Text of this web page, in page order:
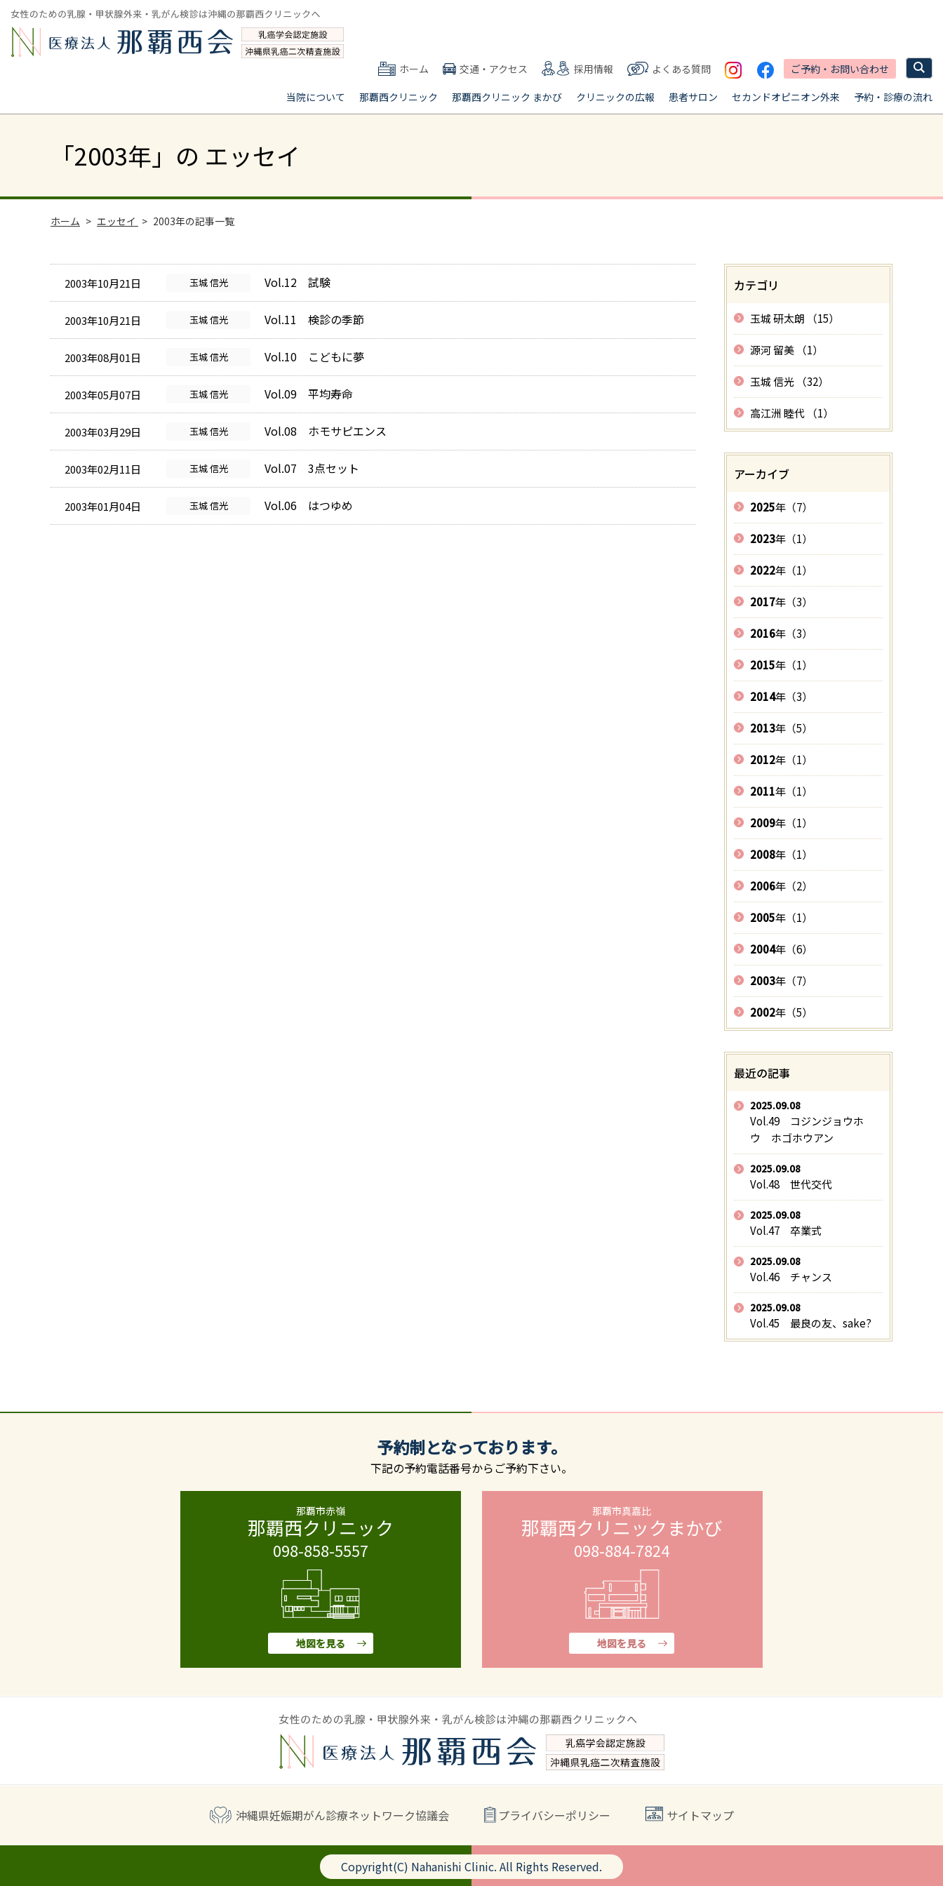
ホーム 交通・アクセス 採用情報 よくある質問 ご予約・お問い合わせ
当院について 那覇西クリニック 那覇西クリニック まかび クリニックの広報 患者サロン セカンドオピニオン外来 予約・診療の流れ
「2003年」の エッセイ
ホーム エッセイ 2003年の記事一覧
2003年10月21日 玉城 信光 Vol.12 試験
2003年10月21日 玉城 信光 Vol.11 検診の季節
2003年08月01日 玉城 信光 Vol.10 こどもに夢
2003年05月07日 玉城 信光 Vol.09 平均寿命
2003年03月29日 玉城 信光 Vol.08 ホモサピエンス
2003年02月11日 玉城 信光 Vol.07 3点セット
2003年01月04日 玉城 信光 Vol.06 はつゆめ
カテゴリ
玉城 研太朗 （15）
源河 留美 （1）
玉城 信光 （32）
高江洲 睦代 （1）
アーカイブ
2025年（7）
2023年（1）
2022年（1）
2017年（3）
2016年（3）
2015年（1）
2014年（3）
2013年（5）
2012年（1）
2011年（1）
2009年（1）
2008年（1）
2006年（2）
2005年（1）
2004年（6）
2003年（7）
2002年（5）
最近の記事
2025.09.08
Vol.49 コジンジョウホ
ウ ホゴホウアン
2025.09.08
Vol.48 世代交代
2025.09.08
Vol.47 卒業式
2025.09.08
Vol.46 チャンス
2025.09.08
Vol.45 最良の友、sake?
予約制となっております。
下記の予約電話番号からご予約下さい。
那覇市赤嶺
那覇西クリニック
098-858-5557
地図を見る
那覇市真嘉比
那覇西クリニックまかび
098-884-7824
地図を見る
沖縄県妊娠期がん診療ネットワーク協議会 プライバシーポリシー サイトマップ
Copyright(C) Nahanishi Clinic. All Rights Reserved.